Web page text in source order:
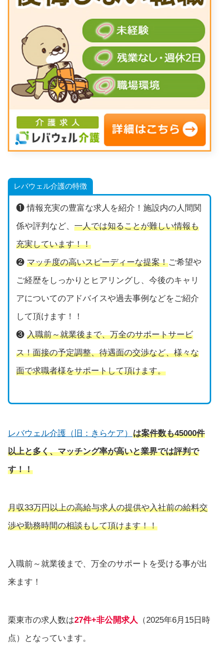
レバウェル介護の特徴
❶ 情報充実の豊富な求人を紹介！施設内の人間関
係や評判など、 一人では知ることが難しい情報も
充実しています！！
❷ マッチ度の高いスピーディーな提案！ご希望や
ご経歴をしっかりとヒアリングし、今後のキャリ
アについてのアドバイスや過去事例などをご紹介
して頂けます！！
❸ 入職前～就業後まで、万全のサポートサービ
ス！面接の予定調整、待遇面の交渉など、様々な
面で求職者様をサポートして頂けます。
レバウェル介護（旧：きらケア） は案件数も45000件
以上と多く、マッチング率が高いと業界では評判で
す！！
月収33万円以上の高給与求人の提供や入社前の給料交
渉や勤務時間の相談もして頂けます！！
入職前～就業後まで、万全のサポートを受ける事が出
来ます！
栗東市の求人数は27件+非公開求人
（2025年6月15日時
点）となっています。